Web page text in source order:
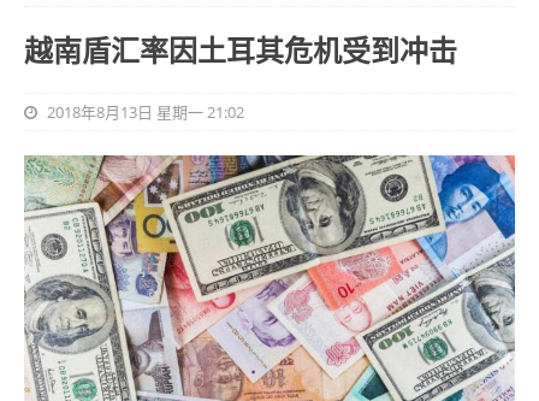
越南盾汇率因土耳其危机受到冲击
2018年8月13日 星期一 21:02